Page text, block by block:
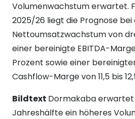
Volumenwachstum erwartet.
2025/26 liegt die Prognose
Nettoumsatzwachstum von
einer bereinigte EBITDA-
Prozent sowie einer
Cashflow-Marge von 11,5 bis
Bildtext Dormakaba
Jahreshälfte ein höheres